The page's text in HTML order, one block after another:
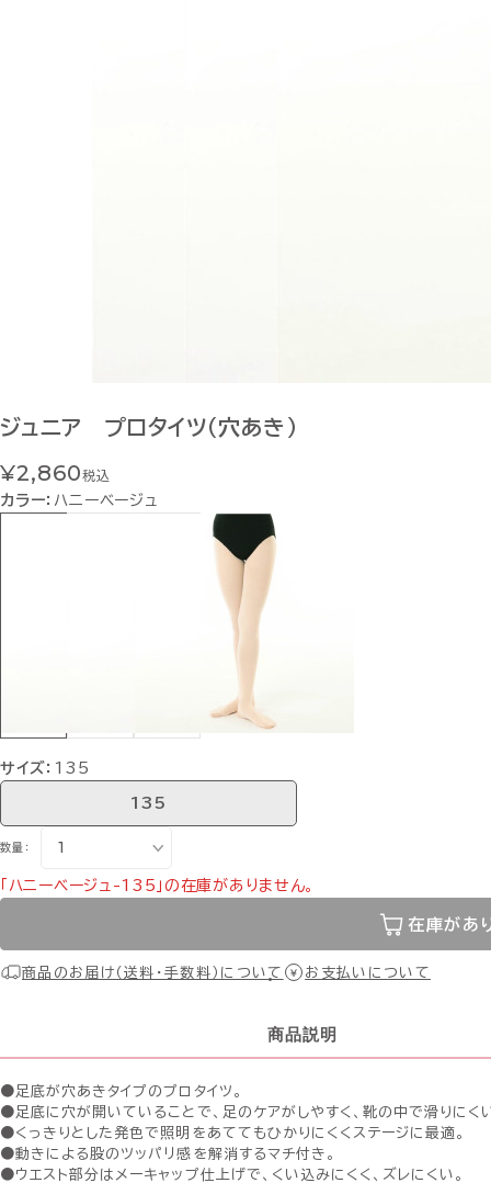
ジュニア プロタイツ（穴あき）
¥2,860税込
カラー： ハニーベージュ
サイズ： 135
135
数量：
「ハニーベージュ-135」の在庫がありません。
在庫があ
商品のお届け（送料・手数料）について お支払いについて
商品説明
●足底が穴あきタイプのプロタイツ。
●足底に穴が開いていることで、足のケアがしやすく、靴の中で滑りにく
●くっきりとした発色で照明をあててもひかりにくくステージに最適。
●動きによる股のツッパリ感を解消するマチ付き。
●ウエスト部分はメーキャップ仕上げで、くい込みにくく、ズレにくい。